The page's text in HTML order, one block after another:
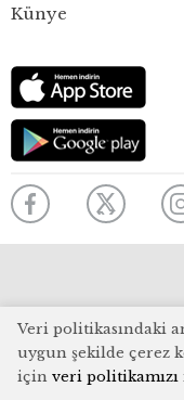
Künye
Veri politikasındaki
uygun şekilde çerez
için veri politikamızı